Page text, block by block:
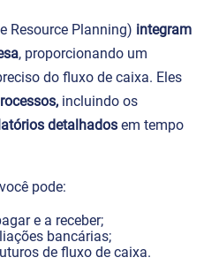
Resource Planning) integram
, proporcionando um
do fluxo de caixa. Eles
incluindo os
detalhados em tempo
pode:
e a receber;
bancárias;
de fluxo de caixa.